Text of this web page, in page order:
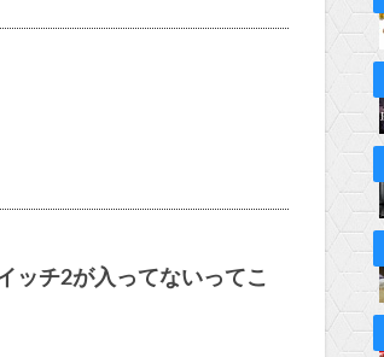
ッチ2が入ってないってこ